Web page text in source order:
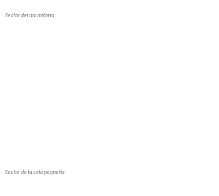
Sector del dormitorio
Sector de la sala pequeña